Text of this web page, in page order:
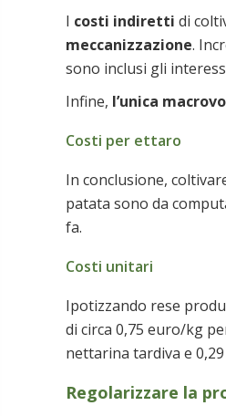
I costi indiretti di
meccanizzazione.
sono inclusi gli
Infine, l’unica
Costi per ettaro
In conclusione,
patata sono da
fa.
Costi unitari
Ipotizzando rese
di circa 0,75 euro/kg
nettarina tardiva e
Regolarizzare la